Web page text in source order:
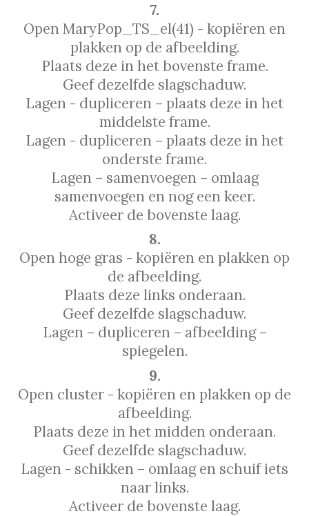
7.
Open MaryPop_TS_el(41) - kopiëren en
plakken op de afbeelding.
Plaats deze in het bovenste frame.
Geef dezelfde slagschaduw.
Lagen - dupliceren – plaats deze in het
middelste frame.
Lagen - dupliceren – plaats deze in het
onderste frame.
Lagen – samenvoegen – omlaag
samenvoegen en nog een keer.
Activeer de bovenste laag.
8.
Open hoge gras - kopiëren en plakken op
de afbeelding.
Plaats deze links onderaan.
Geef dezelfde slagschaduw.
Lagen – dupliceren – afbeelding –
spiegelen.
9.
Open cluster - kopiëren en plakken op de
afbeelding.
Plaats deze in het midden onderaan.
Geef dezelfde slagschaduw.
Lagen - schikken – omlaag en schuif iets
naar links.
Activeer de bovenste laag.